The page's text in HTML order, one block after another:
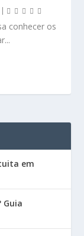
|
conhecer os
em
Guia